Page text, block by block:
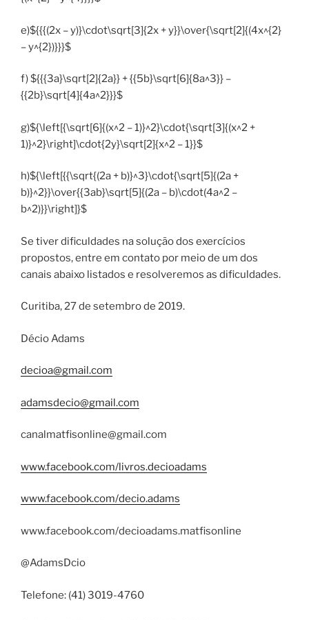
e)${{{(2x – y)}\cdot\sqrt[3]{2x + y}}\over{\sqrt[2]{(4x^{2}
– y^{2})}}}$
f) ${{{3a}\sqrt[2]{2a}} + {{5b}\sqrt[6]{8a^3}} –
{{2b}\sqrt[4]{4a^2}}}$
g)${\left[{\sqrt[6]{(x^2 – 1)}^2}\cdot{\sqrt[3]{(x^2 +
1)}^2}\right]\cdot{2y}\sqrt[2]{x^2 – 1}}$
h)${\left[{{\sqrt{(2a + b)}^3}\cdot{\sqrt[5]{(2a +
b)}^2}}\over{{3ab}\sqrt[5]{(2a – b)\cdot(4a^2 –
b^2)}}\right]}$
Se tiver dificuldades na solução dos exercícios
propostos, entre em contato por meio de um dos
canais abaixo listados e resolveremos as dificuldades.
Curitiba, 27 de setembro de 2019.
Décio Adams
decioa@gmail.com
adamsdecio@gmail.com
canalmatfisonline@gmail.com
www.facebook.com/livros.decioadams
www.facebook.com/decio.adams
www.facebook.com/decioadams.matfisonline
@AdamsDcio
Telefone: (41) 3019-4760